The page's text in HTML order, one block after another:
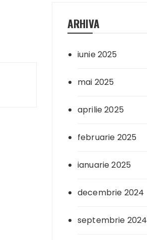
ARHIVA
iunie 2025
mai 2025
aprilie 2025
februarie 2025
ianuarie 2025
decembrie 2024
septembrie 2024